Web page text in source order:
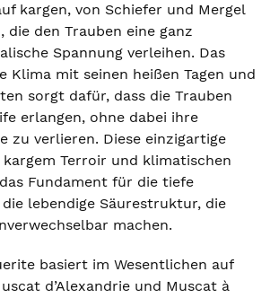
kargen, von Schiefer und Mergel
die den Trauben eine ganz
Spannung verleihen. Das
Klima mit seinen heißen Tagen und
sorgt dafür, dass die Trauben
erlangen, ohne dabei ihre
zu verlieren. Diese einzigartige
Terroir und klimatischen
Fundament für die tiefe
lebendige Säurestruktur, die
machen.
basiert im Wesentlichen auf
d’Alexandrie und Muscat à